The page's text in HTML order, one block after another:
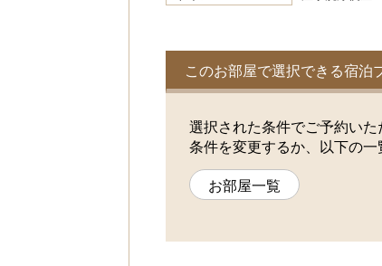
このお部屋で選択できる宿泊
選択された条件でご予約いた
条件を変更するか、以下の一
お部屋一覧